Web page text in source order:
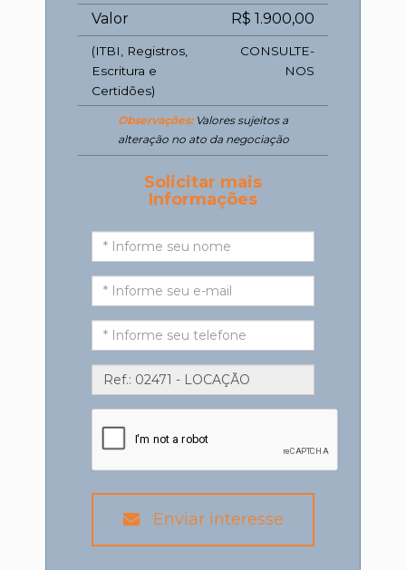
Valor
R$ 1.900,00
(ITBI, Registros,
Escritura e
Certidões)
CONSULTE-
NOS
Observações:Valores sujeitos a
alteração no ato da negociação
Solicitar mais
Informações
Enviar interesse